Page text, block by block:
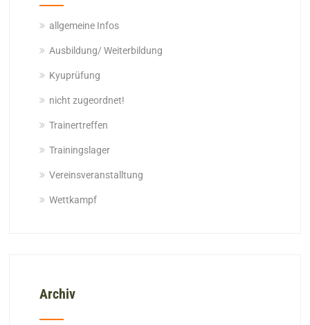
allgemeine Infos
Ausbildung/ Weiterbildung
Kyuprüfung
nicht zugeordnet!
Trainertreffen
Trainingslager
Vereinsveranstalltung
Wettkampf
Archiv